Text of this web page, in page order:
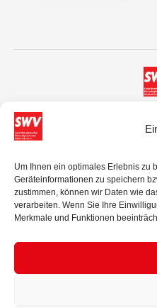
Um Ihnen ein optimales Erlebnis zu
Geräteinformationen zu speichern
zustimmen, können wir Daten wie
verarbeiten. Wenn Sie Ihre
Merkmale und Funktionen
© 2025 Sozialdemokratischer
Alle
IMPRESSUM